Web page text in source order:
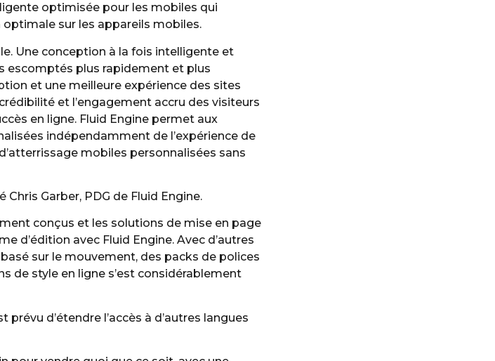
optimisée pour les mobiles qui
sur les appareils mobiles.
Une conception à la fois intelligente et
escomptés plus rapidement et plus
et une meilleure expérience des sites
et l’engagement accru des visiteurs
en ligne. Fluid Engine permet aux
indépendamment de l’expérience de
mobiles personnalisées sans
Garber, PDG de Fluid Engine.
conçus et les solutions de mise en page
d’édition avec Fluid Engine. Avec d’autres
sur le mouvement, des packs de polices
de style en ligne s’est considérablement
d’étendre l’accès à d’autres langues